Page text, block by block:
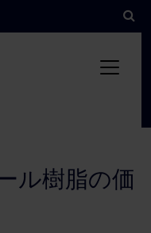
ル樹脂の価